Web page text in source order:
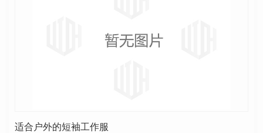
适合户外的短袖工作服